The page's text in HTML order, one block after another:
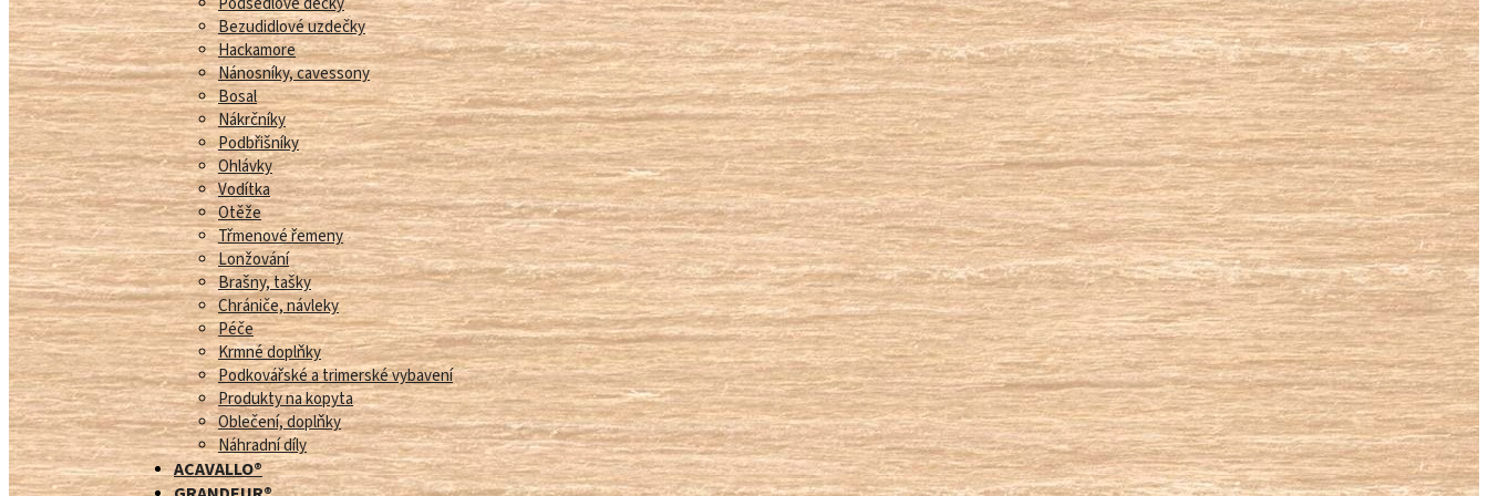
Bezudidlové uzdečky
Hackamore
Nánosníky, cavessony
Bosal
Nákrčníky
Podbřišníky
Ohlávky
Vodítka
Otěže
Třmenové řemeny
Lonžování
Brašny, tašky
Chrániče, návleky
Péče
Krmné doplňky
Podkovářské a trimerské vybavení
Produkty na kopyta
Oblečení, doplňky
Náhradní díly
ACAVALLO®